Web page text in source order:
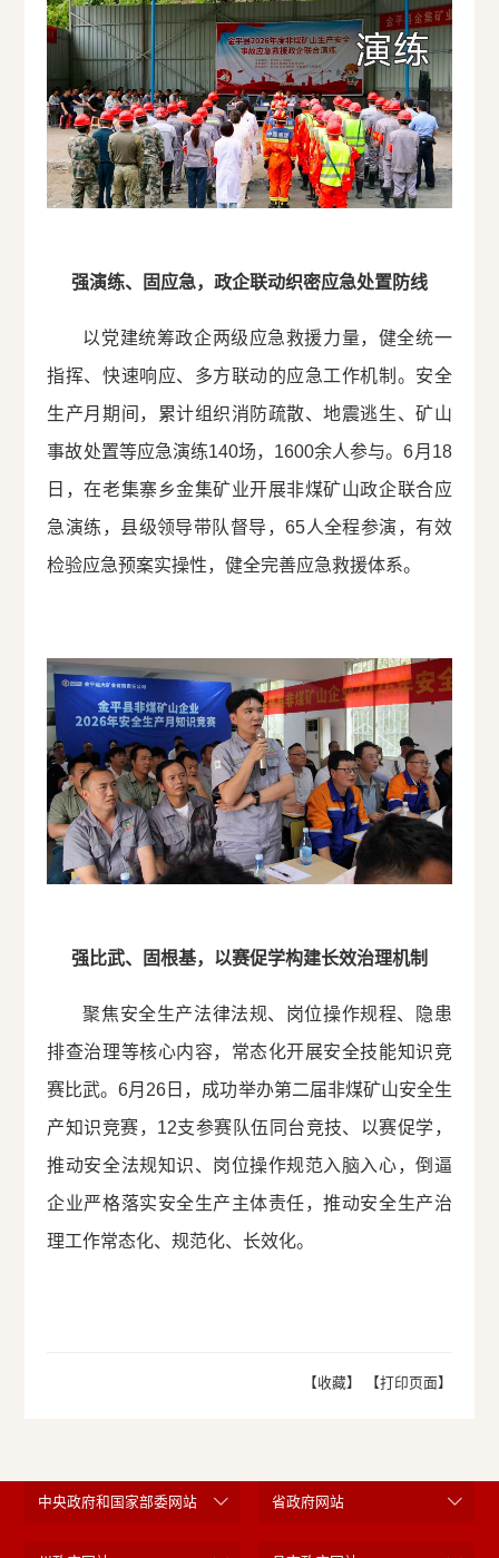
强演练、固应急，政企联动织密应急处置防线
以党建统筹政企两级应急救援力量，健全统一
指挥、快速响应、多方联动的应急工作机制。安全
生产月期间，累计组织消防疏散、地震逃生、矿山
事故处置等应急演练140场，1600余人参与。6月18
日，在老集寨乡金集矿业开展非煤矿山政企联合应
急演练，县级领导带队督导，65人全程参演，有效
检验应急预案实操性，健全完善应急救援体系。
强比武、固根基，以赛促学构建长效治理机制
聚焦安全生产法律法规、岗位操作规程、隐患
排查治理等核心内容，常态化开展安全技能知识竞
赛比武。6月26日，成功举办第二届非煤矿山安全生
产知识竞赛，12支参赛队伍同台竞技、以赛促学，
推动安全法规知识、岗位操作规范入脑入心，倒逼
企业严格落实安全生产主体责任，推动安全生产治
理工作常态化、规范化、长效化。
【收藏】 【打印页面】
中央政府和国家部委网站 省政府网站